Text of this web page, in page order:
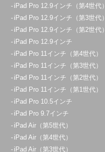
iPad Pro 12.9インチ（第4世代）
iPad Pro 12.9インチ（第3世代）
iPad Pro 12.9インチ（第2世代）
iPad Pro 12.9インチ
iPad Pro 11インチ（第4世代）
iPad Pro 11インチ（第3世代）
iPad Pro 11インチ（第2世代）
iPad Pro 11インチ（第1世代）
iPad Pro 10.5インチ
iPad Pro 9.7インチ
iPad Air（第5世代）
iPad Air（第4世代）
iPad Air（第3世代）